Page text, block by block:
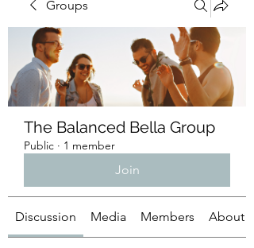
Groups
The Balanced Bella Group
Public · 1 member
Join
Discussion Media Members About